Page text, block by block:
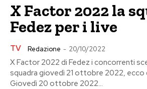
X Factor 2022 la
Fedez per i live
TV Redazione - 20/10/2022
X Factor 2022 di Fedez i concorrenti
squadra giovedì 21 ottobre 2022, ecco
Giovedì 20 ottobre 2022...